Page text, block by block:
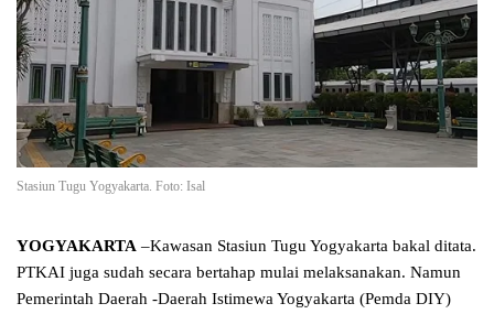
Stasiun Tugu Yogyakarta. Foto: Isal
YOGYAKARTA –Kawasan Stasiun Tugu Yogyakarta bakal ditata.
PTKAI juga sudah secara bertahap mulai melaksanakan. Namun
Pemerintah Daerah -Daerah Istimewa Yogyakarta (Pemda DIY)